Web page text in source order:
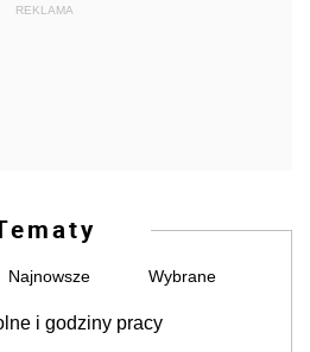
REKLAMA
Najnowsze Wybrane
i godziny pracy